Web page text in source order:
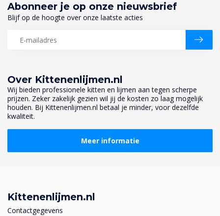
Over Kittenenlijmen.nl
Wij bieden professionele kitten en lijmen aan tegen scherpe
prijzen. Zeker zakelijk gezien wil jij de kosten zo laag mogelijk
houden. Bij Kittenenlijmen.nl betaal je minder, voor dezelfde
kwaliteit.
Meer informatie
Abonneer je op onze nieuwsbrief
Blijf op de hoogte over onze laatste acties
Kittenenlijmen.nl
Contactgegevens